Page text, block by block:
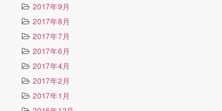
2017年9月
2017年8月
2017年7月
2017年6月
2017年4月
2017年2月
2017年1月